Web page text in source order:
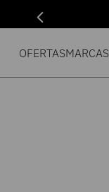
OFERTASMARCAS